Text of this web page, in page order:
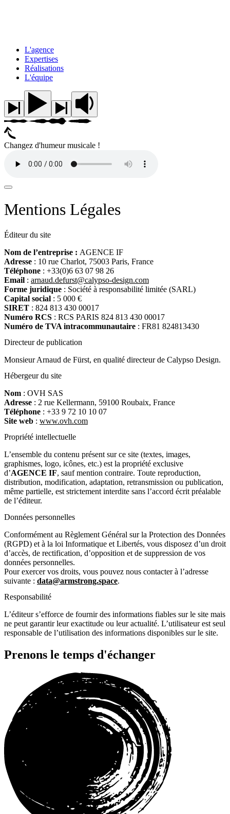
L'agence
Expertises
Réalisations
L'équipe
Changez d'humeur musicale !
Mentions Légales
Éditeur du site
Nom de l’entreprise : AGENCE IF
Adresse : 10 rue Charlot, 75003 Paris, France
Téléphone : +33(0)6 63 07 98 26
Email : arnaud.defurst@calypso-design.com
Forme juridique : Société à responsabilité limitée (SARL)
Capital social : 5 000 €
SIRET : 824 813 430 00017
Numéro RCS : RCS PARIS 824 813 430 00017
Numéro de TVA intracommunautaire : FR81 824813430
Directeur de publication
Monsieur Arnaud de Fürst, en qualité directeur de Calypso Design.
Hébergeur du site
Nom : OVH SAS
Adresse : 2 rue Kellermann, 59100 Roubaix, France
Téléphone : +33 9 72 10 10 07
Site web : www.ovh.com
Propriété intellectuelle
L’ensemble du contenu présent sur ce site (textes, images,
graphismes, logo, icônes, etc.) est la propriété exclusive
d’AGENCE IF, sauf mention contraire. Toute reproduction,
distribution, modification, adaptation, retransmission ou publication,
même partielle, est strictement interdite sans l’accord écrit préalable
de l’éditeur.
Données personnelles
Conformément au Règlement Général sur la Protection des Données
(RGPD) et à la loi Informatique et Libertés, vous disposez d’un droit
d’accès, de rectification, d’opposition et de suppression de vos
données personnelles.
Pour exercer vos droits, vous pouvez nous contacter à l’adresse
suivante : data@armstrong.space.
Responsabilité
L’éditeur s’efforce de fournir des informations fiables sur le site mais
ne peut garantir leur exactitude ou leur actualité. L’utilisateur est seul
responsable de l’utilisation des informations disponibles sur le site.
Prenons le temps d'échanger